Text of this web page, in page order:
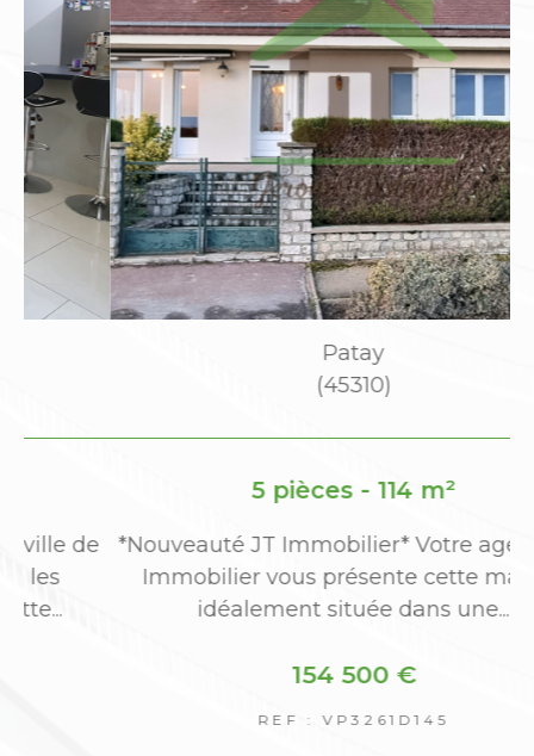
5 pièces - 114 m²
*Nouveauté JT Immobilier* Votre agence JT
Immobilier vous présente cette maison
idéalement située dans une...
154 500 €
REF : VP3261D145